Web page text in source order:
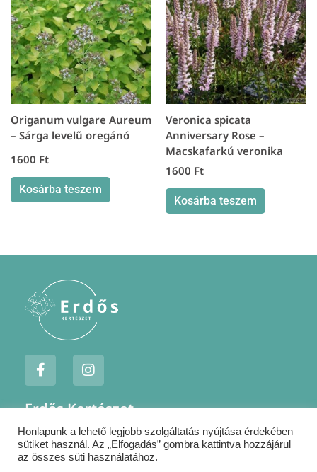
Origanum vulgare Aureum
– Sárga levelű oregánó
1600 Ft
Kosárba teszem
Veronica spicata
Anniversary Rose –
Macskafarkú veronika
1600 Ft
Kosárba teszem
F
a
c
e
o
o
k
I
n
s
t
g
r
a
Erdős Kertészet
Jogi nyilatkozatok
Szállítás
Honlapunk a lehető legjobb szolgáltatás nyújtása érdekében
sütiket használ. Az „Elfogadás” gombra kattintva hozzájárul
az összes süti használatához.